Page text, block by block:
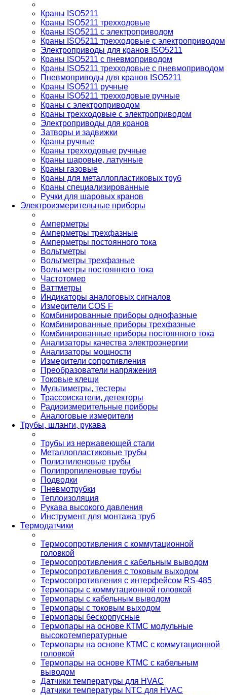
Краны ISO5211
Краны ISO5211 трехходовые
Краны ISO5211 с электроприводом
Краны ISO5211 трехходовые с электроприводом
Электроприводы для кранов ISO5211
Краны ISO5211 с пневмоприводом
Краны ISO5211 трехходовые с пневмоприводом
Пневмоприводы для кранов ISO5211
Краны ISO5211 ручные
Краны ISO5211 трехходовые ручные
Краны с электроприводом
Краны трехходовые с электроприводом
Электроприводы для кранов
Затворы и задвижки
Краны ручные
Краны трехходовые ручные
Краны шаровые, латунные
Краны газовые
Краны для металлопластиковых труб
Краны специализированные
Ручки для шаровых кранов
Электроизмерительные приборы
Амперметры
Амперметры трехфазные
Амперметры постоянного тока
Вольтметры
Вольтметры трехфазные
Вольтметры постоянного тока
Частотомер
Ваттметры
Индикаторы аналоговых сигналов
Измерители COS F
Комбинированные приборы однофазные
Комбинированные приборы трехфазные
Комбинированные приборы постоянного тока
Анализаторы качества электроэнергии
Анализаторы мощности
Измерители сопротивления
Преобразователи напряжения
Токовые клещи
Мультиметры, тестеры
Трассоискатели, детекторы
Радиоизмерительные приборы
Аналоговые измерители
Трубы, шланги, рукава
Трубы из нержавеющей стали
Металлопластиковые трубы
Полиэтиленовые трубы
Полипропиленовые трубы
Подводки
Пневмотрубки
Теплоизоляция
Рукава высокого давления
Инструмент для монтажа труб
Термодатчики
Термосопротивления с коммутационной
головкой
Термосопротивления с кабельным выводом
Термосопротивления с токовым выходом
Термосопротивления с интерфейсом RS-485
Термопары с коммутационной головкой
Термопары с кабельным выводом
Термопары с токовым выходом
Термопары бескорпусные
Термопары на основе КТМС модульные
высокотемпературные
Термопары на основе КТМС с коммутационной
головкой
Термопары на основе КТМС с кабельным
выводом
Датчики температуры для HVAC
Датчики температуры NTC для HVAC